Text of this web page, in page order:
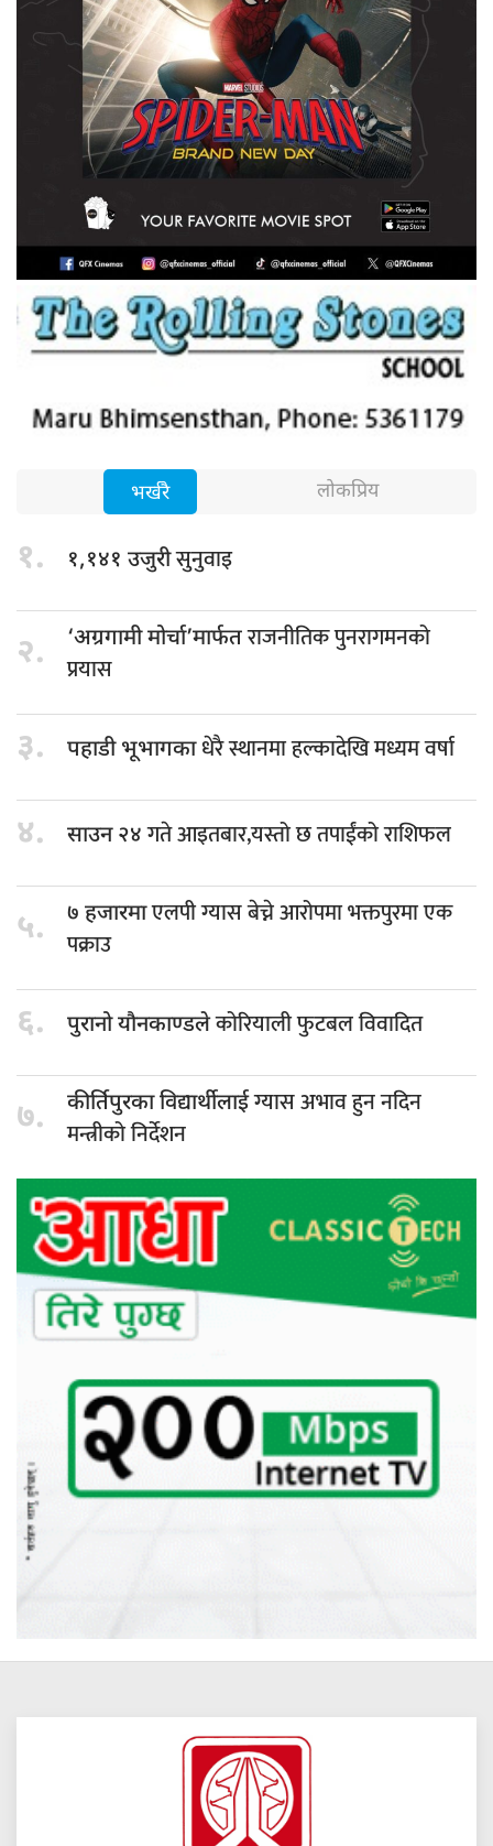
भर्खरै लोकप्रिय
१. १,१४१ उजुरीसुनुवाइ
२. ‘अग्रगामी मोर्चा’मार्फतराजनीतिक पुनरागमनको
प्रयास
३. पहाडी भूभागकाधेरै स्थानमा हल्कादेखि मध्यम वर्षा
४. साउन २४गते आइतबार,यस्तो छ तपाईंको राशिफल
५. ७ हजारमाएलपी ग्यास बेच्ने आरोपमा भक्तपुरमा एक
पक्राउ
६. पुरानो यौनकाण्डलेकोरियाली फुटबल विवादित
७. कीर्तिपुरका विद्यार्थीलाईग्यास अभाव हुन नदिन
मन्त्रीको निर्देशन